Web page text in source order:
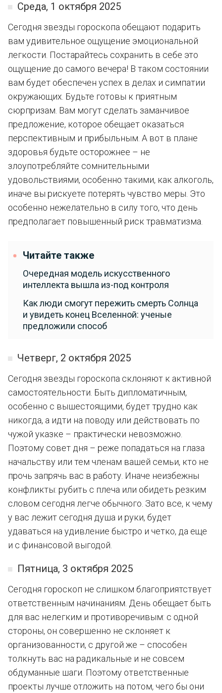
Среда, 1 октября 2025
Сегодня звезды гороскопа обещают подарить
вам удивительное ощущение эмоциональной
легкости. Постарайтесь сохранить в себе это
ощущение до самого вечера! В таком состоянии
вам будет обеспечен успех в делах и симпатии
окружающих. Будьте готовы к приятным
сюрпризам. Вам могут сделать заманчивое
предложение, которое обещает оказаться
перспективным и прибыльным. А вот в плане
здоровья будьте осторожнее – не
злоупотребляйте сомнительными
удовольствиями, особенно такими, как алкоголь,
иначе вы рискуете потерять чувство меры. Это
особенно нежелательно в силу того, что день
предполагает повышенный риск травматизма.
Читайте также
Очередная модель искусственного
интеллекта вышла из-под контроля
Как люди смогут пережить смерть Солнца
и увидеть конец Вселенной: ученые
предложили способ
Четверг, 2 октября 2025
Сегодня звезды гороскопа склоняют к активной
самостоятельности. Быть дипломатичным,
особенно с вышестоящими, будет трудно как
никогда, а идти на поводу или действовать по
чужой указке – практически невозможно.
Поэтому совет дня – реже попадаться на глаза
начальству или тем членам вашей семьи, кто не
прочь запрячь вас в работу. Иначе неизбежны
конфликты: рубить с плеча или обидеть резким
словом сегодня легче обычного. Зато все, к чему
у вас лежит сегодня душа и руки, будет
удаваться на удивление быстро и четко, да еще
и с финансовой выгодой.
Пятница, 3 октября 2025
Сегодня гороскоп не слишком благоприятствует
ответственным начинаниям. День обещает быть
для вас нелегким и противоречивым: с одной
стороны, он совершенно не склоняет к
организованности, с другой же – способен
толкнуть вас на радикальные и не совсем
обдуманные шаги. Поэтому ответственные
проекты лучше отложить на потом, чего бы они